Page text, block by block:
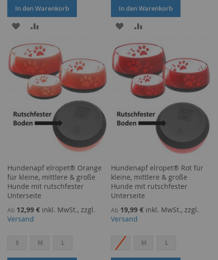
In den Warenkorb
ZUR
WUNSCHLISTE
HINZUFÜGEN
VERGLEICHSLISTE
HINZUFÜGEN
In den Warenkorb
ZUR
WUNSCHLISTE
HINZUFÜGEN
VERGLEICHSLISTE
HINZUFÜGEN
Hundenapf elropet® Orange
für kleine, mittlere & große
Hunde mit rutschfester
Unterseite
Ab 12,99 € inkl. MwSt., zzgl.
Versand
S M L
Hundenapf elropet® Rot für
kleine, mittlere & große
Hunde mit rutschfester
Unterseite
Ab 19,99 € inkl. MwSt., zzgl.
Versand
S M L